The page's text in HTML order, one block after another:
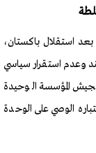
استقلال باكستان،
وعدم استقرار سياسي
المؤسسة الوحيدة
الوصي على الوحدة